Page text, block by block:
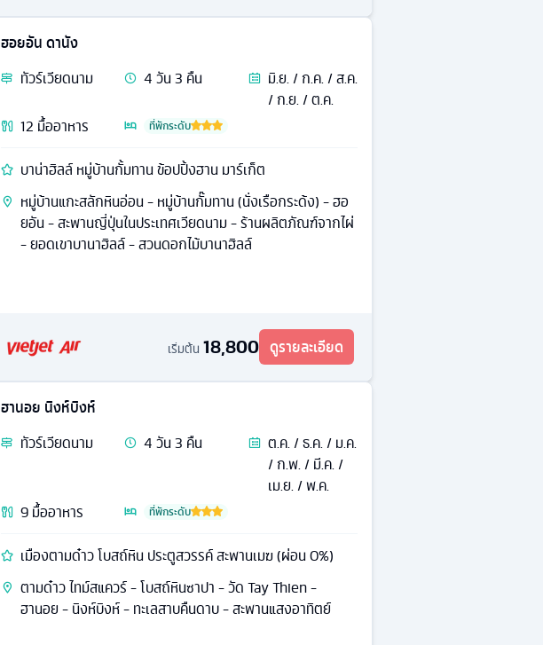
ฮอยอัน ดานัง
ทัวร์เวียดนาม 4วัน3 คืน
มิ.ย. / ก.ค. / ส.ค.
/ ก.ย. / ต.ค.
12 มื้ออาหาร ที่พักระดับ
บาน่าฮิลล์ หมู่บ้านกั้มทาน ข้อปปิ้งฮาน มาร์เก็ต
หมู่บ้านแกะสลักหินอ่อน - หมู่บ้านกั๊มทาน (นั่งเรือกระด้ง) - ฮอ
ยอัน - สะพานญี่ปุ่นในประเทศเวียดนาม - ร้านผลิตภัณฑ์จากไผ่
- ยอดเขาบานาฮิลล์ - สวนดอกไม้บานาฮิลล์
เริ่มต้น 18,800 ดูรายละเอียด
ฮานอย นิงห์บิงห์
ทัวร์เวียดนาม 4วัน3 คืน
ต.ค. / ธ.ค. / ม.ค.
/ ก.พ. / มี.ค. /
เม.ย. / พ.ค.
9มื้ออาหาร ที่พักระดับ
เมืองตามด๋าว โบสถ์หิน ประตูสวรรค์ สะพานเมฆ (ผ่อน 0%)
ตามด๋าว ไทม์สแควร์ - โบสถ์หินซาปา - วัด Tay Thien -
ฮานอย - นิงห์บิงห์ - ทะเลสาบคืนดาบ - สะพานแสงอาทิตย์